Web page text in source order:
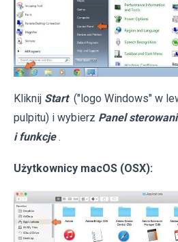
Kliknij Start ("logo Windows" w
pulpitu) i wybierz Panel
i funkcje .
Użytkownicy macOS (OSX):